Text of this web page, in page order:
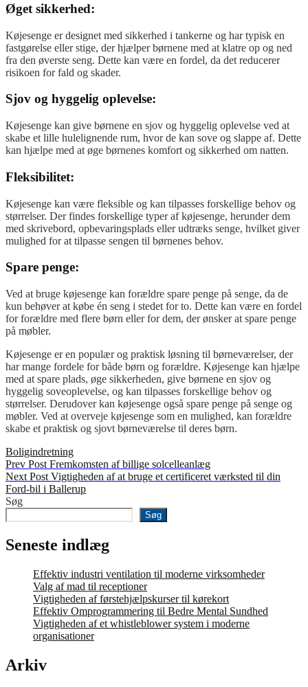
Øget sikkerhed:
Køjesenge er designet med sikkerhed i tankerne og har typisk en
fastgørelse eller stige, der hjælper børnene med at klatre op og ned
fra den øverste seng. Dette kan være en fordel, da det reducerer
risikoen for fald og skader.
Sjov og hyggelig oplevelse:
Køjesenge kan give børnene en sjov og hyggelig oplevelse ved at
skabe et lille hulelignende rum, hvor de kan sove og slappe af. Dette
kan hjælpe med at øge børnenes komfort og sikkerhed om natten.
Fleksibilitet:
Køjesenge kan være fleksible og kan tilpasses forskellige behov og
størrelser. Der findes forskellige typer af køjesenge, herunder dem
med skrivebord, opbevaringsplads eller udtræks senge, hvilket giver
mulighed for at tilpasse sengen til børnenes behov.
Spare penge:
Ved at bruge køjesenge kan forældre spare penge på senge, da de
kun behøver at købe én seng i stedet for to. Dette kan være en fordel
for forældre med flere børn eller for dem, der ønsker at spare penge
på møbler.
Køjesenge er en populær og praktisk løsning til børneværelser, der
har mange fordele for både børn og forældre. Køjesenge kan hjælpe
med at spare plads, øge sikkerheden, give børnene en sjov og
hyggelig soveoplevelse, og kan tilpasses forskellige behov og
størrelser. Derudover kan køjesenge også spare penge på senge og
møbler. Ved at overveje køjesenge som en mulighed, kan forældre
skabe et praktisk og sjovt børneværelse til deres børn.
Categories
Boligindretning
Indlægsnavigation
Previous
Post
Prev Post Fremkomsten af billige solcelleanlæg
Next
Post
Next Post Vigtigheden af at bruge et certificeret værksted til din
Ford-bil i Ballerup
Søg
Søg
Seneste indlæg
Effektiv industri ventilation til moderne virksomheder
Valg af mad til receptioner
Vigtigheden af førstehjælpskurser til kørekort
Effektiv Omprogrammering til Bedre Mental Sundhed
Vigtigheden af et whistleblower system i moderne
organisationer
Arkiv